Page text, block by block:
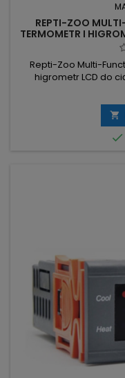
REPTI-ZOO
TERMOMETR I
Repti-Zoo Multi-
higrometr LCD do
wilgotności. 2 sondy
90 cm – pomiary w
Pomiary co 10 s –
zapisuje

